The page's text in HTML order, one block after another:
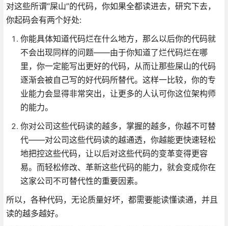
对这些所谓“屎山”的代码，你如果全都读进去，研究下去，
你起码会有两个好处:
你能具体知道代码烂在什么地方，那么以后你的代码就
不会出现同样的问题——由于你知道了烂代码烂在哪
里，你一定能写出更好的代码，从而让那些屎山的代码
逐渐会被自己写的好代码所替代。这样一比较，你的专
业能力会显得非常突出，让更多的人认可你这位架构师
的能力。
你对公司这些代码读的越多，掌握的越多，你越不可替
代——对公司这些代码读的越通透，你越能更快速轻松
地把控这些代码，让以后对这些代码的变革变得更容
易。而轻松修改、革新这些代码的能力，就会变成你在
这家公司不可替代性的重要因素。
所以，各种代码，无论质量好坏，都需要能读懂读通，并且
读的越多越好。